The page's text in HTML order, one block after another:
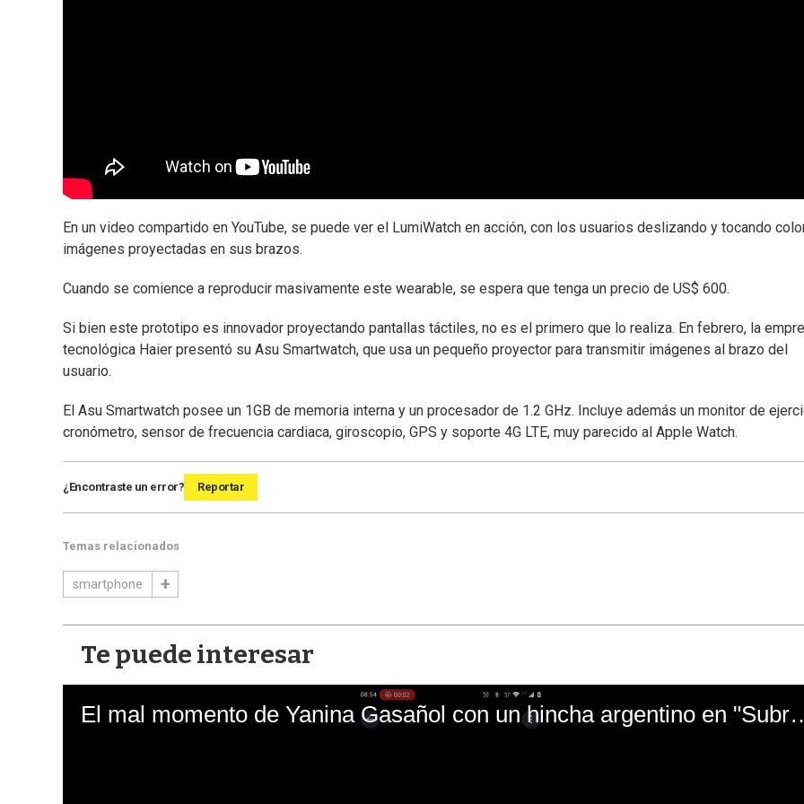
En un video compartido en YouTube, se puede ver el LumiWatch en acción, con los usuarios deslizando y tocando
imágenes proyectadas en sus brazos.
Cuando se comience a reproducir masivamente este wearable, se espera que tenga un precio de US$ 600.
Si bien este prototipo es innovador proyectando pantallas táctiles, no es el primero que lo realiza. En febrero, la
tecnológica Haier presentó su Asu Smartwatch, que usa un pequeño proyector para transmitir imágenes al brazo del
usuario.
El Asu Smartwatch posee un 1GB de memoria interna y un procesador de 1.2 GHz. Incluye además un monitor de
cronómetro, sensor de frecuencia cardiaca, giroscopio, GPS y soporte 4G LTE, muy parecido al Apple Watch.
¿Encontraste un error? Reportar
Temas relacionados
smartphone
Te puede interesar
El mal momento de Yanina